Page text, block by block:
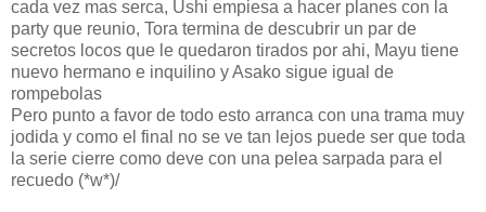
cada vez mas serca, Ushi empiesa a hacer planes con la
party que reunio, Tora termina de descubrir un par de
secretos locos que le quedaron tirados por ahi, Mayu tiene
nuevo hermano e inquilino y Asako sigue igual de
rompebolas
Pero punto a favor de todo esto arranca con una trama muy
jodida y como el final no se ve tan lejos puede ser que toda
la serie cierre como deve con una pelea sarpada para el
recuedo (*w*)/